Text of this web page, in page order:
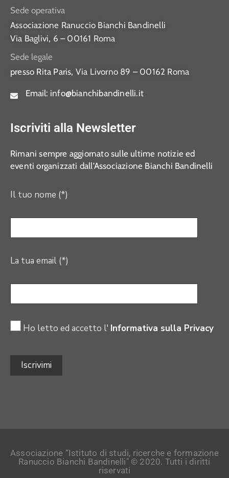
Sede operativa
Associazione Ranuccio Bianchi Bandinelli
Via Baglivi, 6 – 00161 Roma
Sede legale
presso Rita Paris, Via Livorno 89 – 00162 Roma
Email: info@bianchibandinelli.it
Iscriviti alla Newsletter
Rimani sempre aggiornato sulle ultime notizie ed
eventi organizzati dall’Associazione Bianchi Bandinelli
Il tuo nome (*)
La tua email (*)
Ho letto ed accetto l' Informativa sulla Privacy
Associazione “Istituto di studi, ricerche e formazione
Ranuccio Bianchi Bandinelli" © 2020. Tutti i diritti
riservati